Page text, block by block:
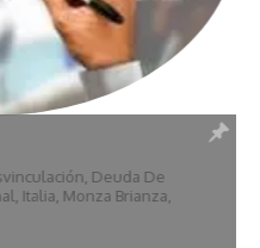
, Deuda De
, Italia, Monza Brianza,